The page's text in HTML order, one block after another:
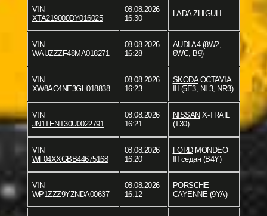
VIN
XTA219000DY016025
08.08.2026
16:30
LADAZHIGULI
VIN
WAUZZZF48MA018271
08.08.2026
16:28
AUDI A4 (8W2,
8WC, B9)
VIN
XW8AC4NE3GH018838
08.08.2026
16:23
SKODAOCTAVIA
III (5E3, NL3, NR3)
VIN
JN1TENT30U0022791
08.08.2026
16:21
NISSANX-TRAIL
(T30)
VIN
WF04XXGBB44675168
08.08.2026
16:20
FORDMONDEO
III седан (B4Y)
VIN
WP1ZZZ9YZNDA00637
08.08.2026
16:12
PORSCHE
CAYENNE (9YA)